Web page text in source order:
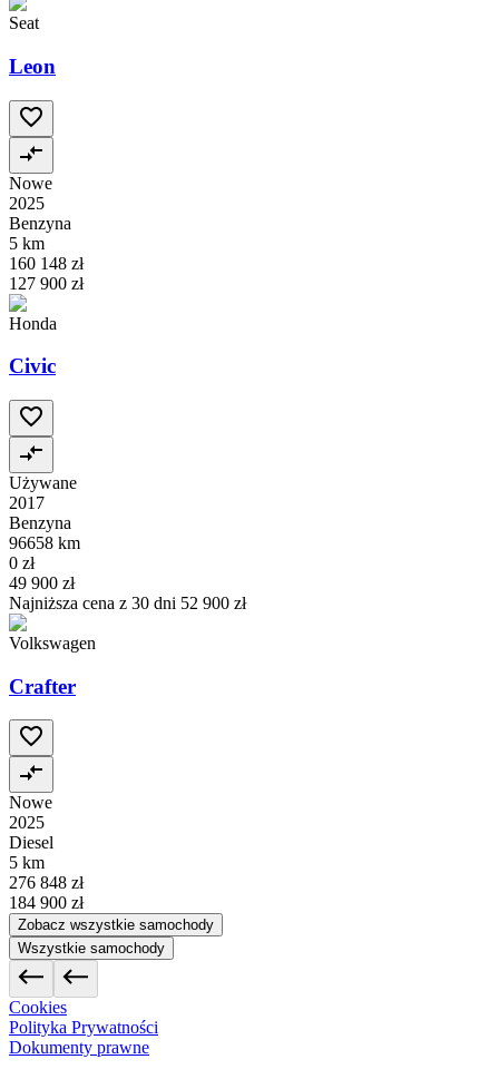
Seat
Leon
Nowe
2025
Benzyna
5 km
160 148 zł
127 900 zł
Honda
Civic
Używane
2017
Benzyna
96658 km
0 zł
49 900 zł
Najniższa cena z 30 dni 52 900 zł
Volkswagen
Crafter
Nowe
2025
Diesel
5 km
276 848 zł
184 900 zł
Zobacz wszystkie samochody
Wszystkie samochody
Cookies
Polityka Prywatności
Dokumenty prawne